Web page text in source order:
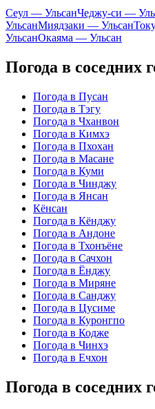
Сеул — УльсанЧеджу-си —
УльсанМиядзаки — Ульсан
УльсанОкаяма — Ульсан
Погода в соседних
Погода в Пусан
Погода в Тэгу
Погода в Чханвон
Погода в Кимхэ
Погода в Пхохан
Погода в Масане
Погода в Куми
Погода в Чинджу
Погода в Янсан
Кёнсан
Погода в Кёнджу
Погода в Андоне
Погода в Тхонъёне
Погода в Сачхон
Погода в Ёнджу
Погода в Миряне
Погода в Санджу
Погода в Цусиме
Погода в Куронгпо
Погода в Кодже
Погода в Чинхэ
Погода в Ечхон
Погода в соседних